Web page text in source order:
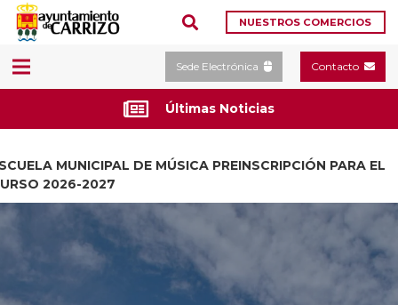
NUESTROS COMERCIOS
Sede Electrónica Contacto
Últimas Noticias
MUNICIPAL DE MÚSICA PREINSCRIPCIÓN PARA EL
2026-2027